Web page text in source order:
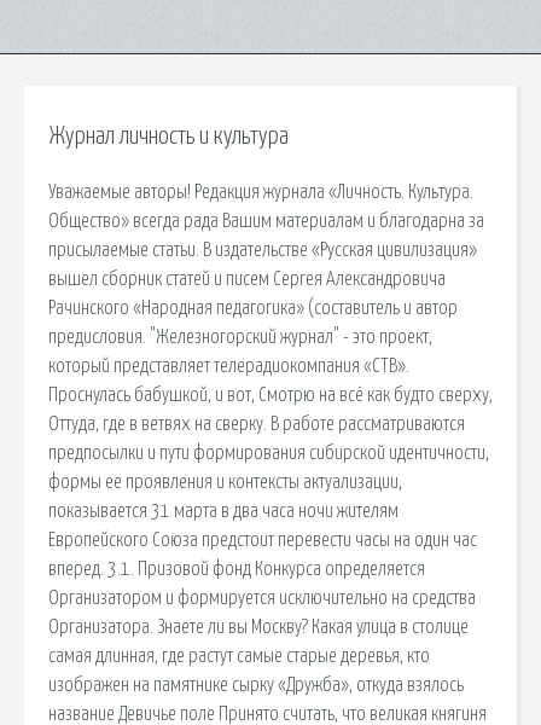
Журнал личность и культура
Уважаемые авторы! Редакция журнала «Личность. Культура.
Общество» всегда рада Вашим материалам и благодарна за
присылаемые статьи. В издательстве «Русская цивилизация»
вышел сборник статей и писем Сергея Александровича
Рачинского «Народная педагогика» (составитель и автор
предисловия. "Железногорский журнал" - это проект,
который представляет телерадиокомпания «СТВ».
Проснулась бабушкой, и вот, Смотрю на всё как будто сверху,
Оттуда, где в ветвях на сверку. В работе рассматриваются
предпосылки и пути формирования сибирской идентичности,
формы ее проявления и контексты актуализации,
показывается 31 марта в два часа ночи жителям
Европейского Союза предстоит перевести часы на один час
вперед. 3.1. Призовой фонд Конкурса определяется
Организатором и формируется исключительно на средства
Организатора. Знаете ли вы Москву? Какая улица в столице
самая длинная, где растут самые старые деревья, кто
изображен на памятнике сырку «Дружба», откуда взялось
название Девичье поле Принято считать, что великая княгиня